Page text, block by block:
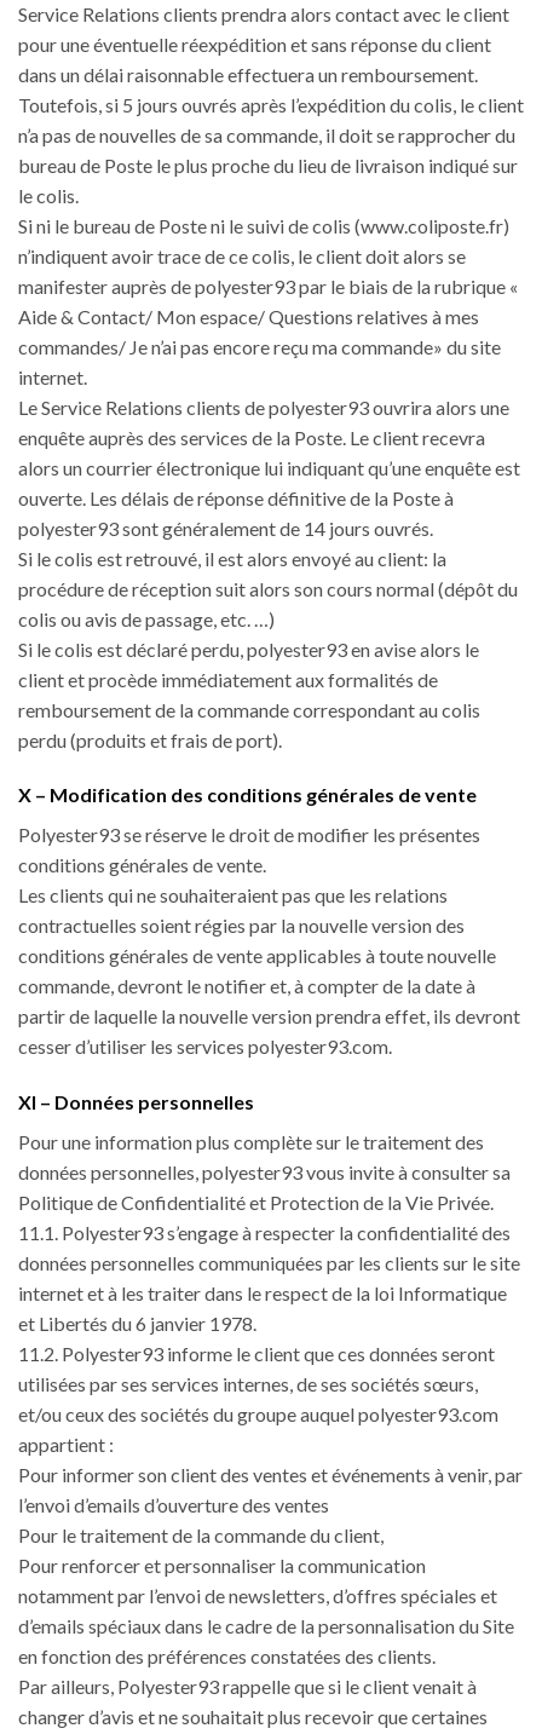
Service Relations clients prendra alors contact avec le client
pour une éventuelle réexpédition et sans réponse du client
dans un délai raisonnable effectuera un remboursement.
Toutefois, si 5 jours ouvrés après l’expédition du colis, le client
n’a pas de nouvelles de sa commande, il doit se rapprocher du
bureau de Poste le plus proche du lieu de livraison indiqué sur
le colis.
Si ni le bureau de Poste ni le suivi de colis (www.coliposte.fr)
n’indiquent avoir trace de ce colis, le client doit alors se
manifester auprès de polyester93 par le biais de la rubrique «
Aide & Contact/ Mon espace/ Questions relatives à mes
commandes/ Je n’ai pas encore reçu ma commande» du site
internet.
Le Service Relations clients de polyester93 ouvrira alors une
enquête auprès des services de la Poste. Le client recevra
alors un courrier électronique lui indiquant qu’une enquête est
ouverte. Les délais de réponse définitive de la Poste à
polyester93 sont généralement de 14 jours ouvrés.
Si le colis est retrouvé, il est alors envoyé au client: la
procédure de réception suit alors son cours normal (dépôt du
colis ou avis de passage, etc. …)
Si le colis est déclaré perdu, polyester93 en avise alors le
client et procède immédiatement aux formalités de
remboursement de la commande correspondant au colis
perdu (produits et frais de port).
X – Modification des conditions générales de vente
Polyester93 se réserve le droit de modifier les présentes
conditions générales de vente.
Les clients qui ne souhaiteraient pas que les relations
contractuelles soient régies par la nouvelle version des
conditions générales de vente applicables à toute nouvelle
commande, devront le notifier et, à compter de la date à
partir de laquelle la nouvelle version prendra effet, ils devront
cesser d’utiliser les services polyester93.com.
XI – Données personnelles
Pour une information plus complète sur le traitement des
données personnelles, polyester93 vous invite à consulter sa
Politique de Confidentialité et Protection de la Vie Privée.
11.1. Polyester93 s’engage à respecter la confidentialité des
données personnelles communiquées par les clients sur le site
internet et à les traiter dans le respect de la loi Informatique
et Libertés du 6 janvier 1978.
11.2. Polyester93 informe le client que ces données seront
utilisées par ses services internes, de ses sociétés sœurs,
et/ou ceux des sociétés du groupe auquel polyester93.com
appartient :
Pour informer son client des ventes et événements à venir, par
l’envoi d’emails d’ouverture des ventes
Pour le traitement de la commande du client,
Pour renforcer et personnaliser la communication
notamment par l’envoi de newsletters, d’offres spéciales et
d’emails spéciaux dans le cadre de la personnalisation du Site
en fonction des préférences constatées des clients.
Par ailleurs, Polyester93 rappelle que si le client venait à
changer d’avis et ne souhaitait plus recevoir que certaines